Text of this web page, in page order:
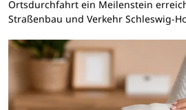
Ortsdurchfahrt ein Meilenstein
Straßenbau und Verkehr Schleswig-